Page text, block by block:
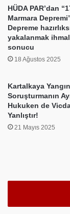
HÜDA PAR’dan
Marmara
Depreme
yakalanmak
sonucu
18 Ağustos 2025
Kartalkaya
Soruşturmanın
Hukuken de
Yanlıştır!
21 Mayıs 2025